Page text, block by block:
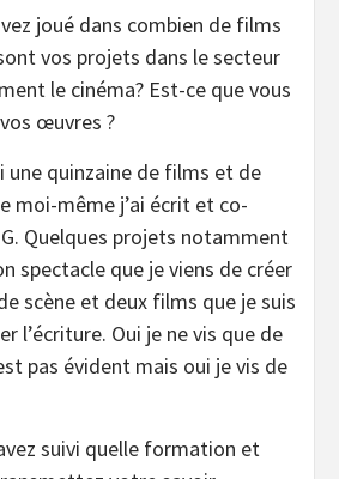
joué dans combien de films
vos projets dans le secteur
le cinéma? Est-ce que vous
œuvres ?
une quinzaine de films et de
moi-même j’ai écrit et co-
Quelques projets notamment
spectacle que je viens de créer
scène et deux films que je suis
l’écriture. Oui je ne vis que de
pas évident mais oui je vis de
suivi quelle formation et